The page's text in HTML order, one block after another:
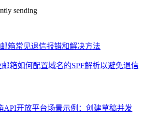
sending
箱常见退信报错和解决方法
邮箱如何配置域名的SPF解析以避免退信
API开放平台场景示例：创建草稿并发